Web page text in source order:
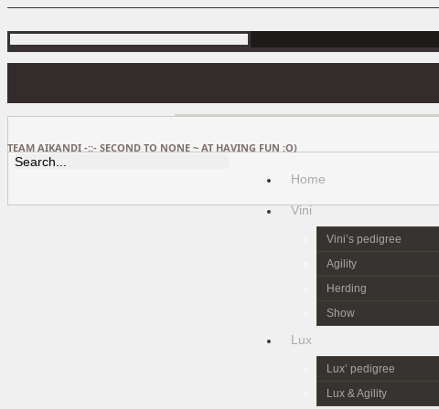
TEAM AIKANDI -::- SECOND TO NONE ~ AT HAVING FUN :O)
Home
Vini
Vini’s pedigree
Agility
Herding
Show
Lux
Lux’ pedigree
Lux & Agility